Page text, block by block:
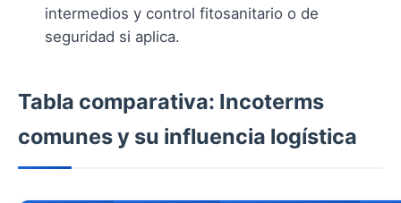
intermedios y control fitosanitario o de
seguridad si aplica.
Tabla comparativa: Incoterms
comunes y su influencia logística